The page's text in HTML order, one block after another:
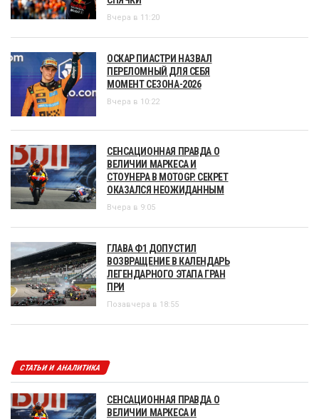
Вчера в 11:20
ОСКАР ПИАСТРИ НАЗВАЛ
ПЕРЕЛОМНЫЙ ДЛЯ СЕБЯ
МОМЕНТ СЕЗОНА-2026
Вчера в 10:22
СЕНСАЦИОННАЯ ПРАВДА О
ВЕЛИЧИИ МАРКЕСА И
СТОУНЕРА В MOTOGP. СЕКРЕТ
ОКАЗАЛСЯ НЕОЖИДАННЫМ
Вчера в 9:05
ГЛАВА Ф1 ДОПУСТИЛ
ВОЗВРАЩЕНИЕ В КАЛЕНДАРЬ
ЛЕГЕНДАРНОГО ЭТАПА ГРАН
ПРИ
Позавчера в 18:55
СТАТЬИ И АНАЛИТИКА
СЕНСАЦИОННАЯ ПРАВДА О
ВЕЛИЧИИ МАРКЕСА И